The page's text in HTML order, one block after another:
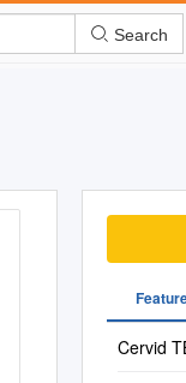
Search
Cervid